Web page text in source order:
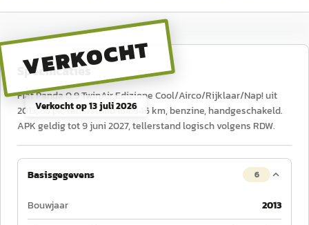
VERKOCHT
Verkocht op13 juli 2026
Specificaties
Fiat Panda 0.9 TwinAir Edizione Cool/Airco/Rijklaar/Nap! uit
2013, 65 pk, tellerstand 164.946 km, benzine, handgeschakeld.
APK geldig tot 9 juni 2027, tellerstand logisch volgens RDW.
Basisgegevens 6
Bouwjaar
2013